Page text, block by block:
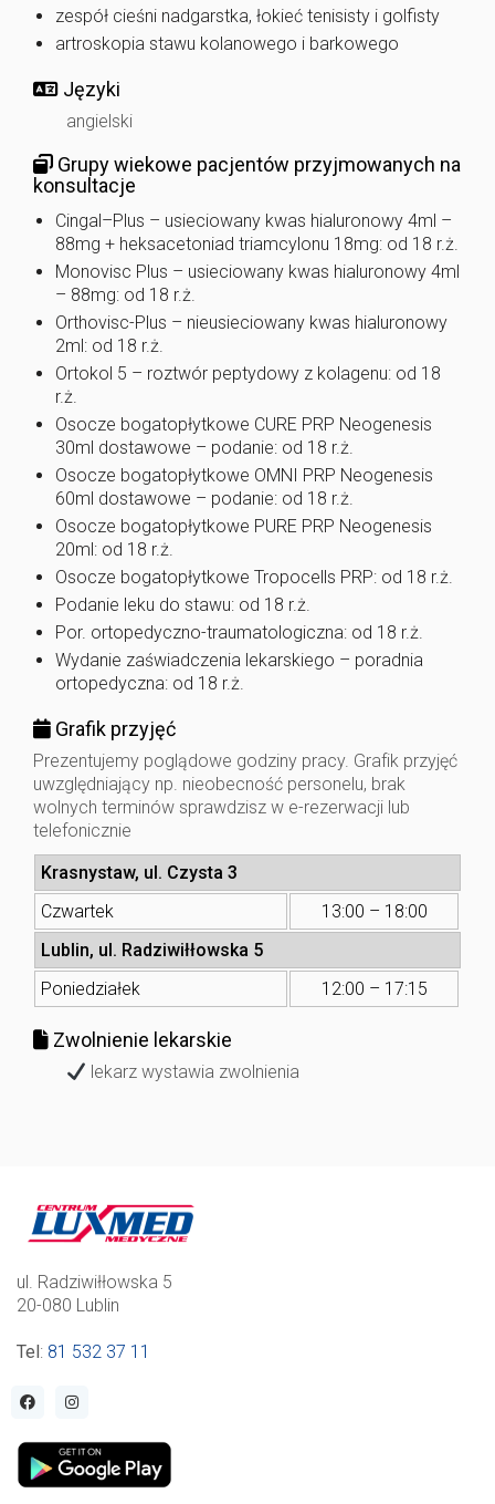
zespół cieśni nadgarstka, łokieć tenisisty i golfisty
artroskopia stawu kolanowego i barkowego
Języki
angielski
Grupy wiekowe pacjentów przyjmowanych na
konsultacje
Cingal–Plus – usieciowany kwas hialuronowy 4ml –
88mg + heksacetoniad triamcylonu 18mg: od 18 r.ż.
Monovisc Plus – usieciowany kwas hialuronowy 4ml
– 88mg: od 18 r.ż.
Orthovisc-Plus – nieusieciowany kwas hialuronowy
2ml: od 18 r.ż.
Ortokol 5 – roztwór peptydowy z kolagenu: od 18
r.ż.
Osocze bogatopłytkowe CURE PRP Neogenesis
30ml dostawowe – podanie: od 18 r.ż.
Osocze bogatopłytkowe OMNI PRP Neogenesis
60ml dostawowe – podanie: od 18 r.ż.
Osocze bogatopłytkowe PURE PRP Neogenesis
20ml: od 18 r.ż.
Osocze bogatopłytkowe Tropocells PRP: od 18 r.ż.
Podanie leku do stawu: od 18 r.ż.
Por. ortopedyczno-traumatologiczna: od 18 r.ż.
Wydanie zaświadczenia lekarskiego – poradnia
ortopedyczna: od 18 r.ż.
Grafik przyjęć
Prezentujemy poglądowe godziny pracy. Grafik przyjęć
uwzględniający np. nieobecność personelu, brak
wolnych terminów sprawdzisz w e-rezerwacji lub
telefonicznie
Krasnystaw, ul. Czysta 3
Czwartek
13:00 – 18:00
Lublin, ul. Radziwiłłowska 5
Poniedziałek
12:00 – 17:15
Zwolnienie lekarskie
lekarz wystawia zwolnienia
ul. Radziwiłłowska 5
20-080 Lublin
Tel : 81 532 37 11